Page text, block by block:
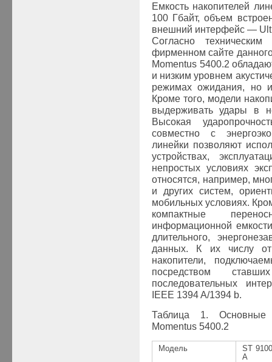
Емкость накопителей
100 Гбайт, объем
внешний интерфейс —
Согласно
фирменном сайте
Momentus 5400.2
и низким уровнем
режимах ожидания, но
Кроме того, модели
выдерживать удары в
Высокая
совместно с
линейки позволяют
устройствах,
непростых условиях
относятся, например,
и других систем,
мобильных условиях.
компактные
информационной
длительного,
данных. К их числу
накопители,
посредством
последовательных
IEEE 1394 A/1394 b.
Таблица 1.
Momentus 5400.2
Модель ST
A